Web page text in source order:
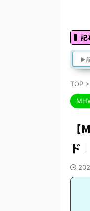
記
TOP >
ド